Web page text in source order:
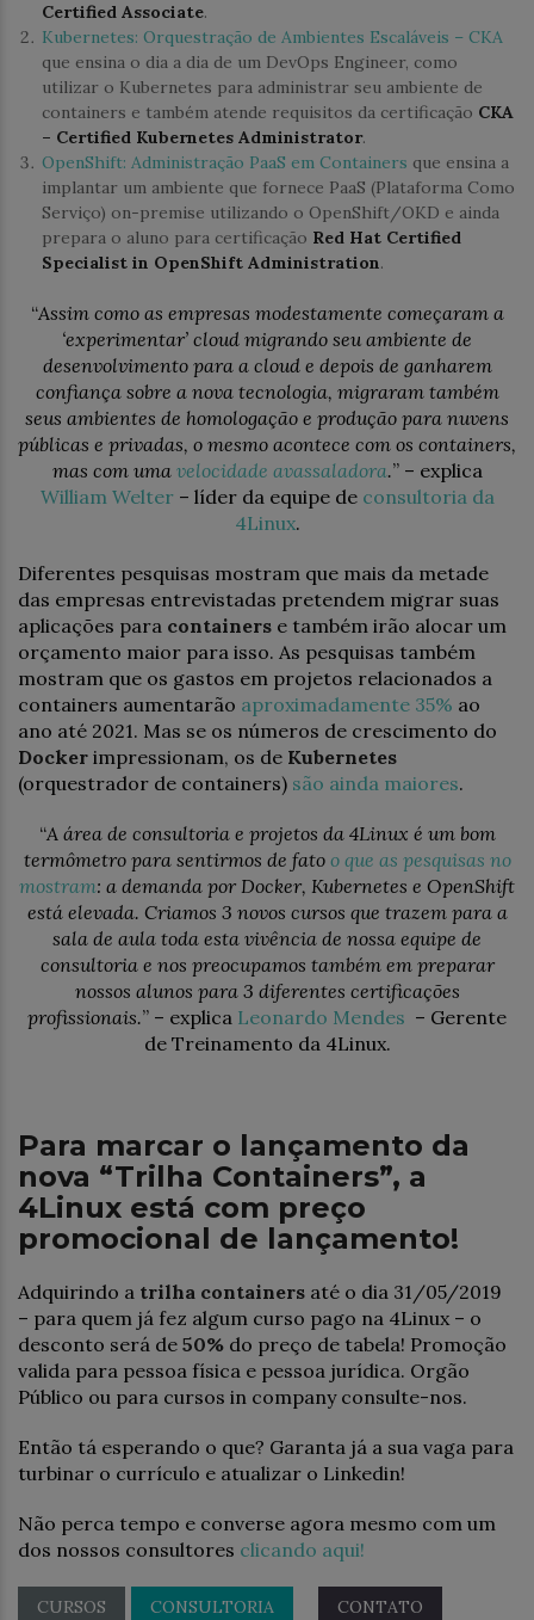
Certified Associate.
Kubernetes: Orquestração de Ambientes Escaláveis – CKA
que ensina o dia a dia de um DevOps Engineer, como
utilizar o Kubernetes para administrar seu ambiente de
containers e também atende requisitos da certificação CKA
– Certified Kubernetes Administrator.
OpenShift: Administração PaaS em Containers que ensina a
implantar um ambiente que fornece PaaS (Plataforma Como
Serviço) on-premise utilizando o OpenShift/OKD e ainda
prepara o aluno para certificação Red Hat Certified
Specialist in OpenShift Administration.
“Assim como as empresas modestamente começaram a
‘experimentar’ cloud migrando seu ambiente de
desenvolvimento para a cloud e depois de ganharem
confiança sobre a nova tecnologia, migraram também
seus ambientes de homologação e produção para nuvens
públicas e privadas, o mesmo acontece com os containers,
mas com uma velocidade avassaladora.” – explica
William Welter– líder da equipe de consultoria da
4Linux.
Diferentes pesquisas mostram que mais da metade
das empresas entrevistadas pretendem migrar suas
aplicações para containers e também irão alocar um
orçamento maior para isso. As pesquisas também
mostram que os gastos em projetos relacionados a
containers aumentarão aproximadamente 35% ao
ano até 2021. Mas se os números de crescimento do
Docker impressionam, os de Kubernetes
(orquestrador de containers) são ainda maiores.
“A área de consultoria e projetos da 4Linux é um bom
termômetro para sentirmos de fato o que as pesquisas no
mostram: a demanda por Docker, Kubernetes e OpenShift
está elevada. Criamos 3 novos cursos que trazem para a
sala de aula toda esta vivência de nossa equipe de
consultoria e nos preocupamos também em preparar
nossos alunos para 3 diferentes certificações
profissionais.” – explica Leonardo Mendes – Gerente
de Treinamento da 4Linux.
Para marcar o lançamento da
nova “Trilha Containers”, a
4Linux está com preço
promocional de lançamento!
Adquirindo a trilha containers até o dia 31/05/2019
– para quem já fez algum curso pago na 4Linux – o
desconto será de 50% do preço de tabela! Promoção
valida para pessoa física e pessoa jurídica. Orgão
Público ou para cursos in company consulte-nos.
Então tá esperando o que? Garanta já a sua vaga para
turbinar o currículo e atualizar o Linkedin!
Não perca tempo e converse agora mesmo com um
dos nossos consultores clicando aqui!
CURSOS CONSULTORIA CONTATO